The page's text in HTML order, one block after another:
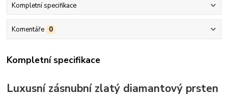
Kompletní specifikace
Komentáře 0
Kompletní specifikace
Luxusní zásnubní zlatý diamantový prsten